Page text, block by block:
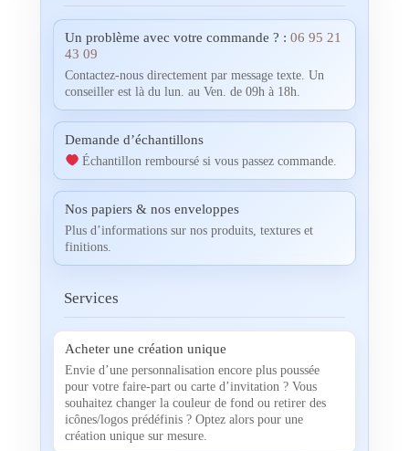
Un problème avec votre commande ? : 06 95 21
43 09
Contactez-nous directement par message texte. Un
conseiller est là du lun. au Ven. de 09h à 18h.
Demande d’échantillons
Échantillon remboursé si vous passez commande.
Nos papiers & nos enveloppes
Plus d’informations sur nos produits, textures et
finitions.
Services
Acheter une création unique
Envie d’une personnalisation encore plus poussée
pour votre faire-part ou carte d’invitation ? Vous
souhaitez changer la couleur de fond ou retirer des
icônes/logos prédéfinis ? Optez alors pour une
création unique sur mesure.